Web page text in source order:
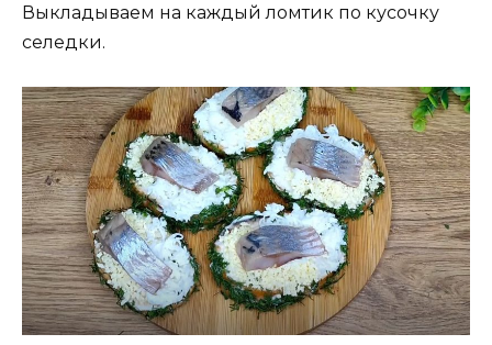
Выкладываем на каждый ломтик по кусочку
селедки.